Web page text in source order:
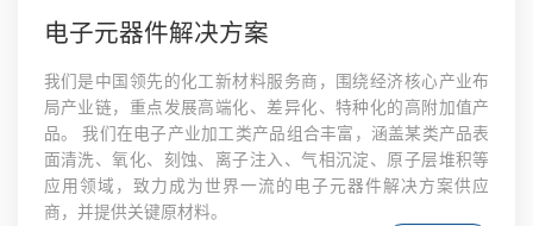
电子元器件解决方案
我们是中国领先的化工新材料服务商，围绕经济核心产业布
局产业链，重点发展高端化、差异化、特种化的高附加值产
品。 我们在电子产业加工类产品组合丰富，涵盖某类产品表
面清洗、氧化、刻蚀、离子注入、气相沉淀、原子层堆积等
应用领域，致力成为世界一流的电子元器件解决方案供应
商，并提供关键原材料。